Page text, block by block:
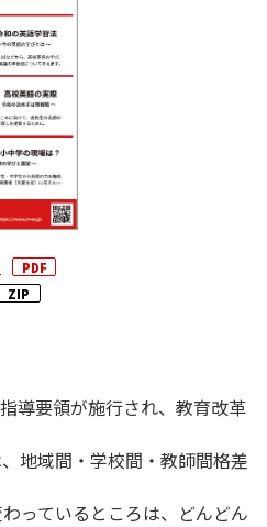
導要領が施行され、教育改革
地域間・学校間・教師間格差
っているところは、どんどん